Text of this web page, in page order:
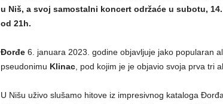
u Niš, a svoj samostalni koncert održaće u subotu,
od 21h.
Đorđe6. januara 2023. godine objavljuje jako popularan
pseudonimu Klinac, pod kojim je je objavio svoja prva tri
U Nišu uživo slušamo hitove iz impresivnog kataloga